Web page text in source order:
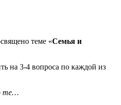
теме «Семья и
на 3-4 вопроса по каждой из
me…